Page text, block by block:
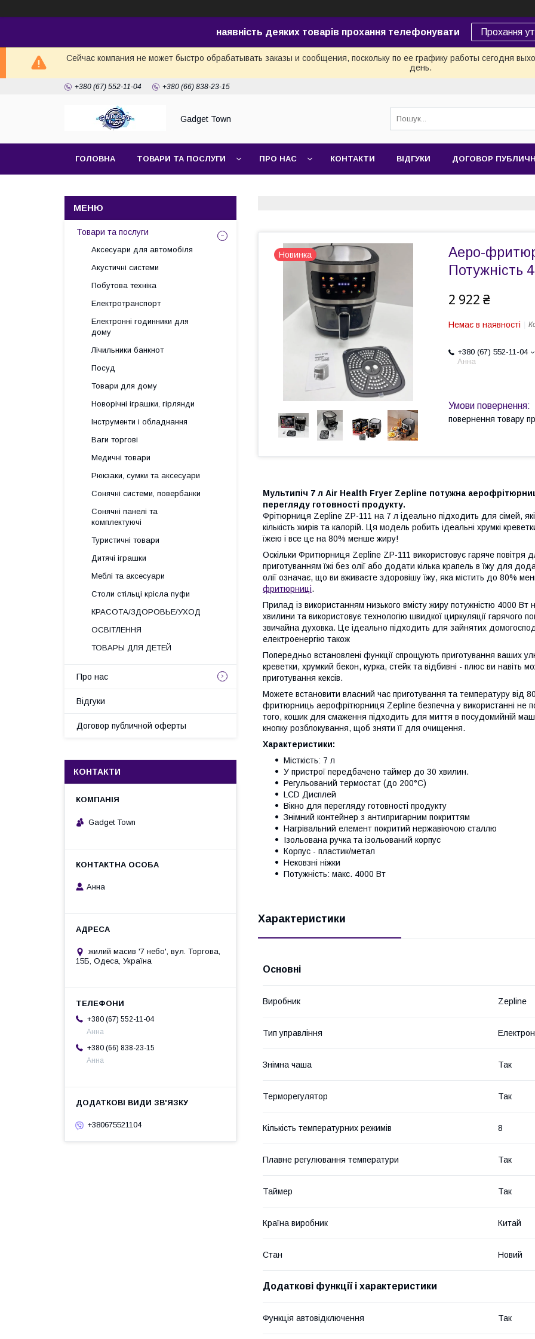
наявність деяких товарів прохання телефонувати Прохання
Сейчас компания не может быстро обрабатывать заказы и сообщения, поскольку по ее графику работы сегодня
день.
+380 (67) 552-11-04 +380 (66) 838-23-15
Gadget Town
ГОЛОВНА ТОВАРИ ТА ПОСЛУГИ ПРО НАС КОНТАКТИ ВІДГУКИ ДОГОВОР
Новинка
Аеро-
Потужність
2 922 ₴
Немає в наявності
+380 (67) 552-11-04
Анна
повернення товару
Мультипіч 7 л Air Health Fryer Zepline потужна
перегляду готовності продукту.
Фрітюрниця Zepline ZP-111 на 7 л ідеально підходить для сімей,
кількість жирів та калорій. Ця модель робить ідеальні хрумкі
їжею і все це на 80% менше жиру!
Оскільки Фритюрниця Zepline ZP-111 використовує гаряче повітря
приготуванням їжі без олії або додати кілька крапель в їжу для
олії означає, що ви вживаєте здоровішу їжу, яка містить до 80%
фритюрниці.
Прилад із використанням низького вмісту жиру потужністю 4000 Вт
хвилини та використовує технологію швидкої циркуляції гарячого
звичайна духовка. Це ідеально підходить для зайнятих
електроенергію також
Попередньо встановлені функції спрощують приготування ваших
креветки, хрумкий бекон, курка, стейк та відбивні - плюс ви
приготування кексів.
Можете встановити власний час приготування та температуру від
фритюрниць аерофрітюрниця Zepline безпечна у використанні не
того, кошик для смаження підходить для миття в посудомийній
кнопку розблокування, щоб зняти її для очищення.
Характеристики:
Місткість: 7 л
У пристрої передбачено таймер до 30 хвилин.
Регульований термостат (до 200°С)
LCD Дисплей
Вікно для перегляду готовності продукту
Знімний контейнер з антипригарним покриттям
Нагрівальний елемент покритий нержавіючою сталлю
Ізольована ручка та ізольований корпус
Корпус - пластик/метал
Нековзні ніжки
Потужність: макс. 4000 Вт
Характеристики
Основні
Виробник Zepline
Тип управління
Знімна чаша Так
Терморегулятор Так
Кількість температурних режимів 8
Плавне регулювання температури Так
Таймер Так
Країна виробник Китай
Стан Новий
Додаткові функції і характеристики
Функція автовідключення Так
Товари та послуги
Аксесуари для автомобіля
Акустичні системи
Побутова техніка
Електротранспорт
Електронні годинники для
дому
Лічильники банкнот
Посуд
Товари для дому
Новорічні іграшки, гірлянди
Інструменти і обладнання
Ваги торгові
Медичні товари
Рюкзаки, сумки та аксесуари
Сонячні системи, повербанки
Сонячні панелі та
комплектуючі
Туристичні товари
Дитячі іграшки
Меблі та аксесуари
Столи стільці крісла пуфи
КРАСОТА/ЗДОРОВЬЕ/УХОД
ОСВІТЛЕННЯ
ТОВАРЫ ДЛЯ ДЕТЕЙ
Про нас
Відгуки
Договор публичной оферты
КОНТАКТИ
Gadget Town
Анна
жилий масив '7 небо', вул. Торгова,
15Б, Одеса, Україна
+380 (67) 552-11-04
Анна
+380 (66) 838-23-15
Анна
+380675521104